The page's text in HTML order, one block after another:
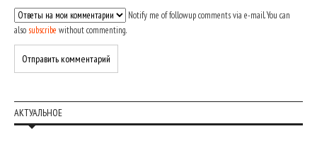
Notify me of followup comments via e-mail. You can
also subscribe without commenting.
АКТУАЛЬНОЕ